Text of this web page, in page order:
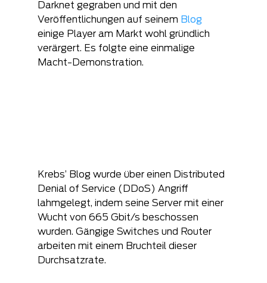
Darknet gegraben und mit den
Veröffentlichungen auf seinem Blog
einige Player am Markt wohl gründlich
verärgert. Es folgte eine einmalige
Macht-Demonstration.
Krebs’ Blog wurde über einen Distributed
Denial of Service (DDoS) Angriff
lahmgelegt, indem seine Server mit einer
Wucht von 665 Gbit/s beschossen
wurden. Gängige Switches und Router
arbeiten mit einem Bruchteil dieser
Durchsatzrate.